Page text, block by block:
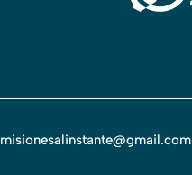
misionesalinstante@gmail.com